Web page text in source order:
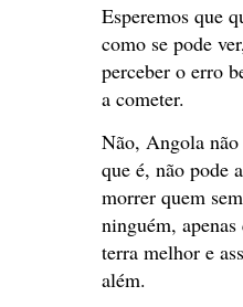
Esperemos que
como se pode
perceber o erro
a cometer.
Não, Angola
que é, não pode
morrer quem
ninguém,
terra melhor e
além.